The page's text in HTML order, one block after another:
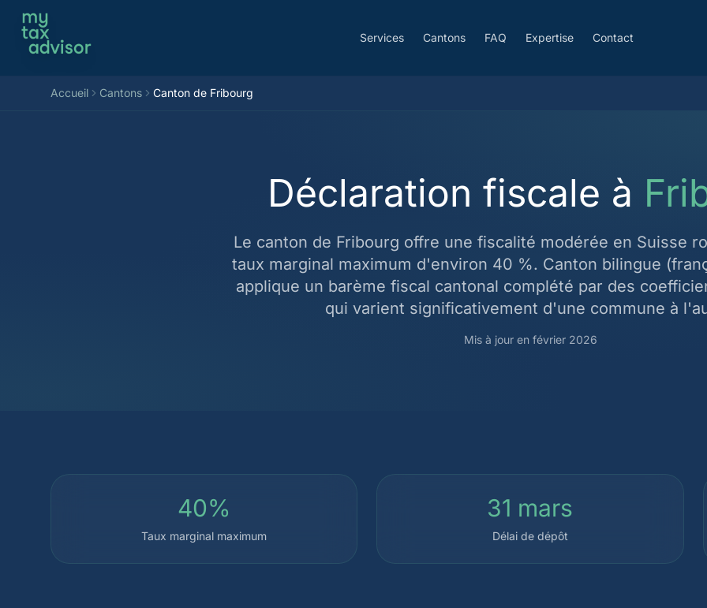
Aller au contenu
Services Cantons FAQ Expertise Contact
Accueil Cantons Canton de Fribourg
Déclaration fiscale à
Le canton de Fribourg offre une fiscalité modérée en Suisse
taux marginal maximum d'environ 40 %. Canton bilingue
applique un barème fiscal cantonal complété par des
qui varient significativement d'une commune à
Mis à jour en février 2026
40%
Taux marginal maximum
31 mars
Délai de dépôt